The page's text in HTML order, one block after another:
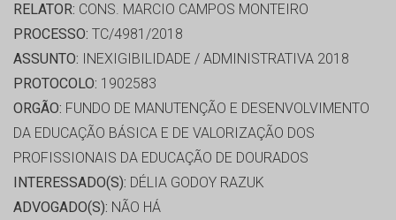
RELATOR: CONS. MARCIO CAMPOS MONTEIRO
PROCESSO: TC/4981/2018
ASSUNTO: INEXIGIBILIDADE / ADMINISTRATIVA 2018
PROTOCOLO: 1902583
ORGÃO: FUNDO DE MANUTENÇÃO E DESENVOLVIMENTO
DA EDUCAÇÃO BÁSICA E DE VALORIZAÇÃO DOS
PROFISSIONAIS DA EDUCAÇÃO DE DOURADOS
INTERESSADO(S): DÉLIA GODOY RAZUK
ADVOGADO(S): NÃO HÁ